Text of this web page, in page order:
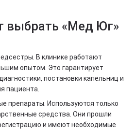
выбрать «Мед Юг»
В клинике работают
опытом. Это гарантирует
постановки капельниц и
пациента.
препараты. Используются только
средства. Они прошли
и имеют необходимые